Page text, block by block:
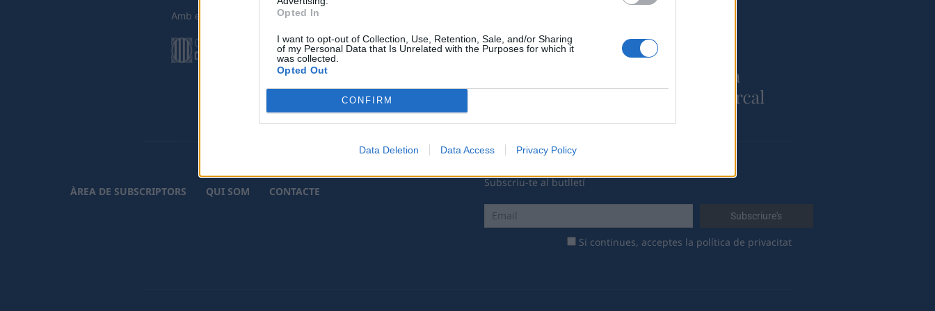
Opted In
I want to opt-out of Collection, Use, Retention, Sale, and/or Sharing
of my Personal Data that Is Unrelated with the Purposes for which it
was collected.
Opted Out
CONFIRM
Data Deletion Data Access Privacy Policy
Amb el suport de
ÀREA DE SUBSCRIPTORS QUI SOM CONTACTE
Subscriu-te al butlletí
Si continues, acceptes la política de privacitat